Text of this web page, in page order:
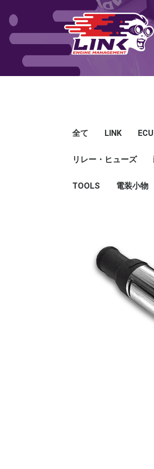
全て LINK
Plug-in ECU
Wire-in ECU
PDM
ECUアクセ
Apparel
リレー・ヒューズ
リレー
リレーBOX
ヒューズケース
ブレーカー式ブレード
ブレーカー
TOOLS 電装小物